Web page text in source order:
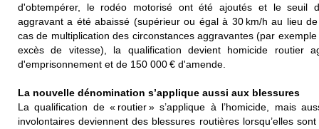
d'obtempérer, le rodéo motorisé ont été ajoutés et le seuil
aggravant a été abaissé (supérieur ou égal à 30 km/h au lieu
cas de multiplication des circonstances aggravantes (par
excès de vitesse), la qualification devient homicide
d'emprisonnement et de 150 000 € d'amende.
La nouvelle dénomination s’applique aussi aux blessures
La qualification de « routier » s’applique à l’homicide, mais
involontaires deviennent des blessures routières lorsqu’elles